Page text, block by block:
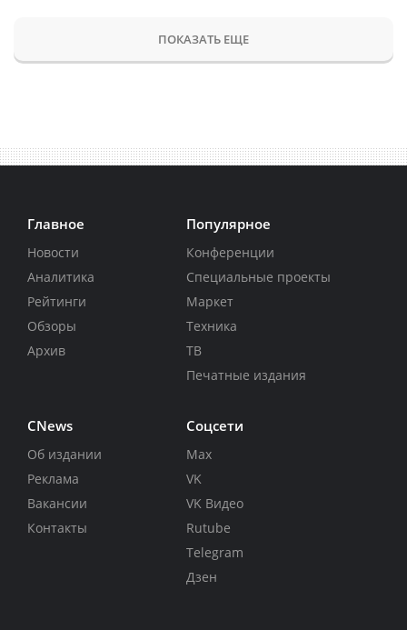
ПОКАЗАТЬ ЕЩЕ
Главное
Новости
Аналитика
Рейтинги
Обзоры
Архив
Популярное
Конференции
Специальные проекты
Маркет
Техника
ТВ
Печатные издания
CNews
Об издании
Реклама
Вакансии
Контакты
Соцсети
Max
VK
VK Видео
Rutube
Telegram
Дзен